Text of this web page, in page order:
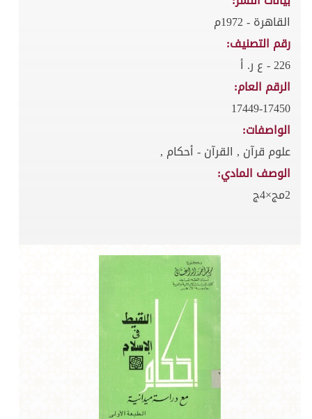
القاهرة - 1972م
رقم التصنيف:
226 - ع ر. أ
الرقم العام:
17449-17450
الواصفات:
علوم قرآن , القرآن - أحكام ,
الوصف المادي:
2مج×4ج